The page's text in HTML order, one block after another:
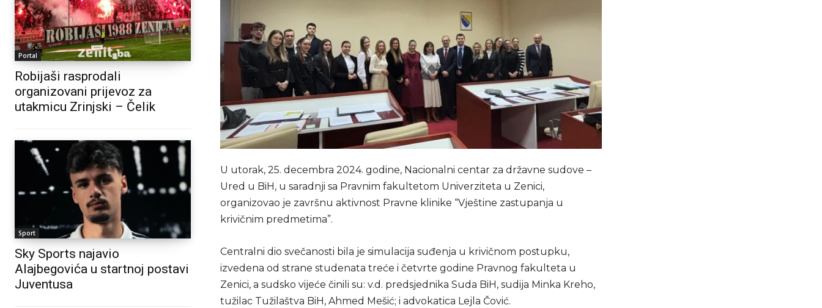
Portal
Robijaši rasprodali
organizovani prijevoz za
utakmicu Zrinjski – Čelik
Sport
Sky Sports najavio
Alajbegovića u startnoj postavi
Juventusa
U utorak, 25. decembra 2024. godine, Nacionalni centar za državne sudove –
Ured u BiH, u saradnji sa Pravnim fakultetom Univerziteta u Zenici,
organizovao je završnu aktivnost Pravne klinike “Vještine zastupanja u
krivičnim predmetima”.
Centralni dio svečanosti bila je simulacija suđenja u krivičnom postupku,
izvedena od strane studenata treće i četvrte godine Pravnog fakulteta u
Zenici, a sudsko vijeće činili su: v.d. predsjednika Suda BiH, sudija Minka Kreho,
tužilac Tužilaštva BiH, Ahmed Mešić; i advokatica Lejla Čović.